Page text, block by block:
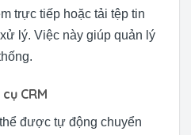
trực tiếp hoặc tải tệp tin
lý. Việc này giúp quản lý
CRM
được tự động chuyển